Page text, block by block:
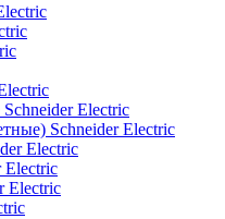
Electric
Schneider Electric
Electric
Electric
Electric